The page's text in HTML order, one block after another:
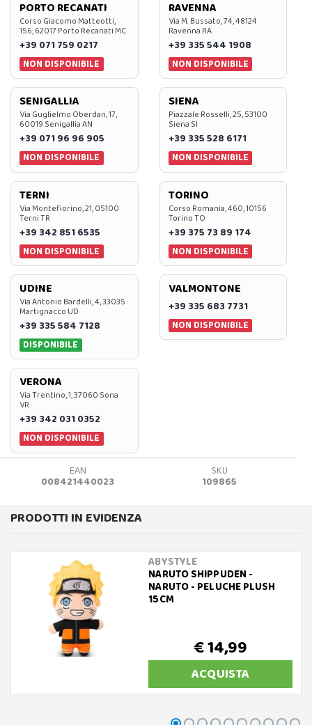
PORTO RECANATI
Corso Giacomo Matteotti,
156, 62017 Porto Recanati MC
+39 071 759 0217
NON DISPONIBILE
RAVENNA
Via M. Bussato, 74, 48124
Ravenna RA
+39 335 544 1908
NON DISPONIBILE
SENIGALLIA
Via Guglielmo Oberdan, 17,
60019 Senigallia AN
+39 071 96 96 905
NON DISPONIBILE
SIENA
Piazzale Rosselli, 25, 53100
Siena SI
+39 335 528 6171
NON DISPONIBILE
TERNI
Via Montefiorino, 21, 05100
Terni TR
+39 342 851 6535
NON DISPONIBILE
TORINO
Corso Romania, 460, 10156
Torino TO
+39 375 73 89 174
NON DISPONIBILE
UDINE
Via Antonio Bardelli, 4, 33035
Martignacco UD
+39 335 584 7128
DISPONIBILE
VALMONTONE
+39 335 683 7731
NON DISPONIBILE
VERONA
Via Trentino, 1, 37060 Sona
VR
+39 342 031 0352
NON DISPONIBILE
EAN
008421440023
SKU
109865
PRODOTTI IN EVIDENZA
ABYSTYLE
NARUTO SHIPPUDEN -
NARUTO - PELUCHE PLUSH
15CM
€ 14,99
ACQUISTA